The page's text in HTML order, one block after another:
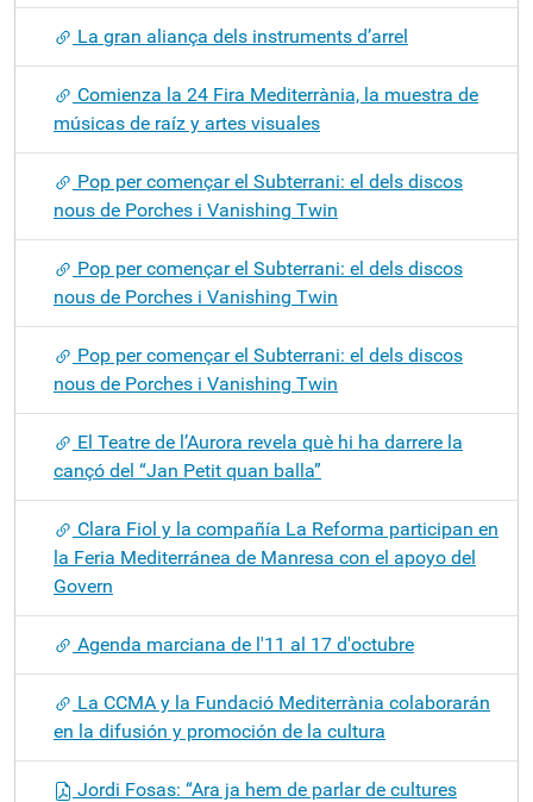
La gran aliança dels instruments d’arrel
Comienza la 24 Fira Mediterrània, la muestra de
músicas de raíz y artes visuales
Pop per començar el Subterrani: el dels discos
nous de Porches i Vanishing Twin
Pop per començar el Subterrani: el dels discos
nous de Porches i Vanishing Twin
Pop per començar el Subterrani: el dels discos
nous de Porches i Vanishing Twin
El Teatre de l’Aurora revela què hi ha darrere la
cançó del “Jan Petit quan balla”
Clara Fiol y la compañía La Reforma participan en
la Feria Mediterránea de Manresa con el apoyo del
Govern
Agenda marciana de l'11 al 17 d'octubre
La CCMA y la Fundació Mediterrània colaborarán
en la difusión y promoción de la cultura
Jordi Fosas: “Ara ja hem de parlar de cultures